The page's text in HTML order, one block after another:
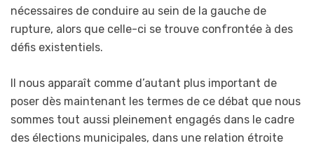
nécessaires de conduire au sein de la gauche de
rupture, alors que celle-ci se trouve confrontée à des
défis existentiels.
Il nous apparaît comme d’autant plus important de
poser dès maintenant les termes de ce débat que nous
sommes tout aussi pleinement engagés dans le cadre
des élections municipales, dans une relation étroite